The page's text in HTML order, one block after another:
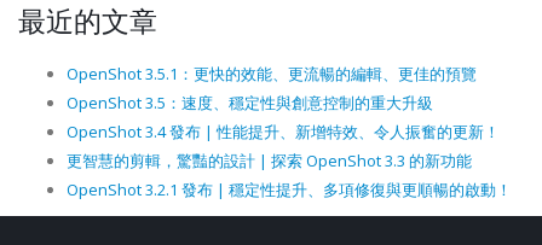
最近的文章
OpenShot 3.5.1：更快的效能、更流暢的編輯、更佳的預覽
OpenShot 3.5：速度、穩定性與創意控制的重大升級
OpenShot 3.4 發布 | 性能提升、新增特效、令人振奮的更新！
更智慧的剪輯，驚豔的設計 | 探索 OpenShot 3.3 的新功能
OpenShot 3.2.1 發布 | 穩定性提升、多項修復與更順暢的啟動！